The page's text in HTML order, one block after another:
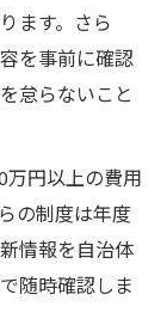
軽減
須
をチェッ
度要点解説
ントと注意
を押さえる
ます。さら
を事前に確認
怠らないこと
万円以上の費用
の制度は年度
情報を自治体
随時確認しま